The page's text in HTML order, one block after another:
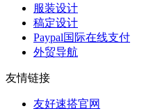
服装设计
稿定设计
Paypal国际在线支付
外贸导航
友情链接
友好速搭官网